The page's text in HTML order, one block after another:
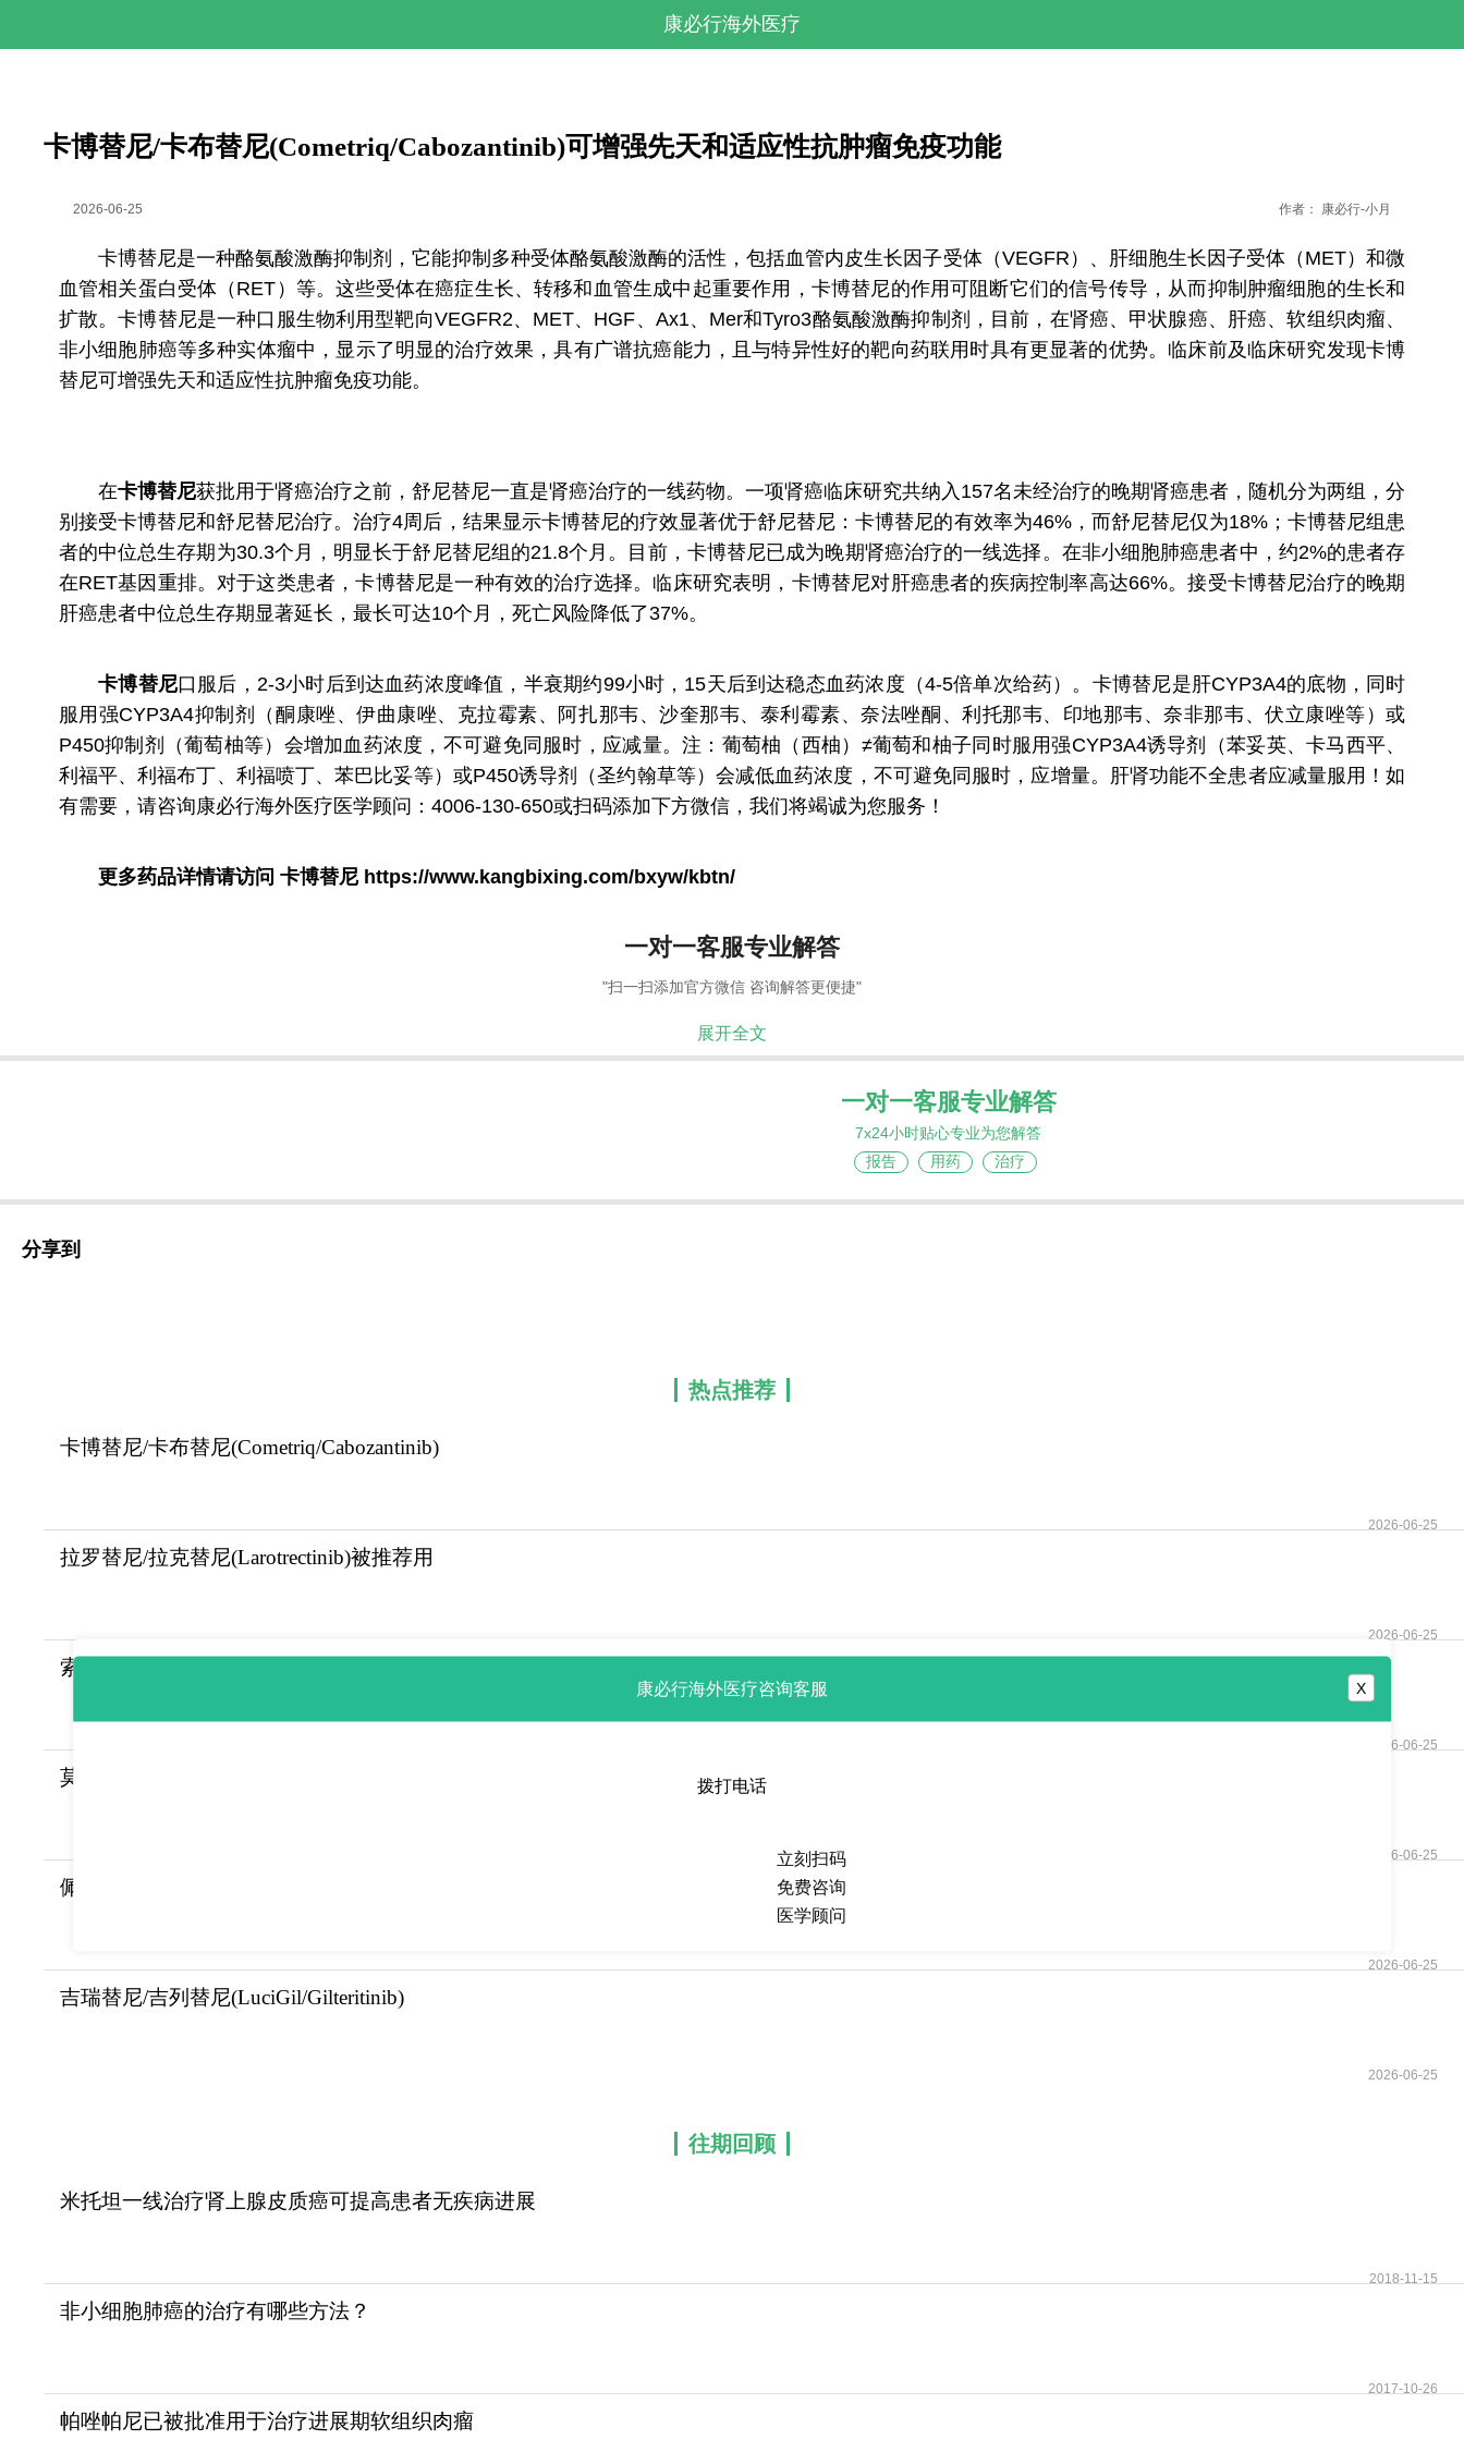
康必行海外医疗
卡博替尼/卡布替尼(Cometriq/Cabozantinib)可增强先天和适应性抗肿瘤免疫功能
2026-06-25 作者： 康必行-小月
卡博替尼是一种酪氨酸激酶抑制剂，它能抑制多种受体酪氨酸激酶的活性，包括血管内皮生长因子受体（VEGFR）、肝细胞生长因子受体（MET）和微
血管相关蛋白受体（RET）等。这些受体在癌症生长、转移和血管生成中起重要作用，卡博替尼的作用可阻断它们的信号传导，从而抑制肿瘤细胞的生长和
扩散。卡博替尼是一种口服生物利用型靶向VEGFR2、MET、HGF、Ax1、Mer和Tyro3酪氨酸激酶抑制剂，目前，在肾癌、甲状腺癌、肝癌、软组织肉瘤、
非小细胞肺癌等多种实体瘤中，显示了明显的治疗效果，具有广谱抗癌能力，且与特异性好的靶向药联用时具有更显著的优势。临床前及临床研究发现卡博
替尼可增强先天和适应性抗肿瘤免疫功能。
在卡博替尼获批用于肾癌治疗之前，舒尼替尼一直是肾癌治疗的一线药物。一项肾癌临床研究共纳入157名未经治疗的晚期肾癌患者，随机分为两组，分
别接受卡博替尼和舒尼替尼治疗。治疗4周后，结果显示卡博替尼的疗效显著优于舒尼替尼：卡博替尼的有效率为46%，而舒尼替尼仅为18%；卡博替尼组患
者的中位总生存期为30.3个月，明显长于舒尼替尼组的21.8个月。目前，卡博替尼已成为晚期肾癌治疗的一线选择。在非小细胞肺癌患者中，约2%的患者存
在RET基因重排。对于这类患者，卡博替尼是一种有效的治疗选择。临床研究表明，卡博替尼对肝癌患者的疾病控制率高达66%。接受卡博替尼治疗的晚期
肝癌患者中位总生存期显著延长，最长可达10个月，死亡风险降低了37%。
卡博替尼口服后，2-3小时后到达血药浓度峰值，半衰期约99小时，15天后到达稳态血药浓度（4-5倍单次给药）。卡博替尼是肝CYP3A4的底物，同时
服用强CYP3A4抑制剂（酮康唑、伊曲康唑、克拉霉素、阿扎那韦、沙奎那韦、泰利霉素、奈法唑酮、利托那韦、印地那韦、奈非那韦、伏立康唑等）或
P450抑制剂（葡萄柚等）会增加血药浓度，不可避免同服时，应减量。注：葡萄柚（西柚）≠葡萄和柚子同时服用强CYP3A4诱导剂（苯妥英、卡马西平、
利福平、利福布丁、利福喷丁、苯巴比妥等）或P450诱导剂（圣约翰草等）会减低血药浓度，不可避免同服时，应增量。肝肾功能不全患者应减量服用！如
有需要，请咨询康必行海外医疗医学顾问：4006-130-650或扫码添加下方微信，我们将竭诚为您服务！
更多药品详情请访问 卡博替尼 https://www.kangbixing.com/bxyw/kbtn/
一对一客服专业解答
"扫一扫添加官方微信 咨询解答更便捷"
展开全文
一对一客服专业解答
7x24小时贴心专业为您解答
报告
用药 治疗
分享到
热点推荐
卡博替尼/卡布替尼(Cometriq/Cabozantinib)
2026-06-25
拉罗替尼/拉克替尼(Larotrectinib)被推荐用
2026-06-25
索托拉西布/索托雷塞(Sotorasib/AMG510)为
2026-06-25
莫博替尼/莫博赛替尼(Exkivity/Mobocertini
2026-06-25
佩米替尼/培美替尼(Pemazyre/Pemigatinib)
2026-06-25
吉瑞替尼/吉列替尼(LuciGil/Gilteritinib)
2026-06-25
往期回顾
米托坦一线治疗肾上腺皮质癌可提高患者无疾病进展
2018-11-15
非小细胞肺癌的治疗有哪些方法？
2017-10-26
帕唑帕尼已被批准用于治疗进展期软组织肉瘤
康必行海外医疗咨询客服 X
拨打电话
立刻扫码
免费咨询
医学顾问